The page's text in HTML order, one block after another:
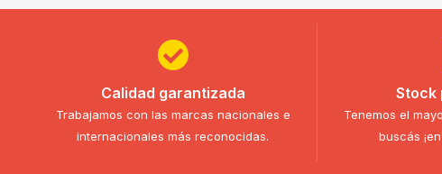
Calidad garantizada
Trabajamos con las marcas nacionales e
internacionales más reconocidas.
Stock
Tenemos el
buscás